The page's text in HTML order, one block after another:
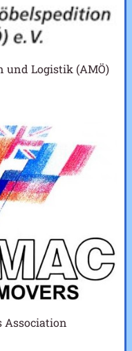
und Logistik (AMÖ)
Association